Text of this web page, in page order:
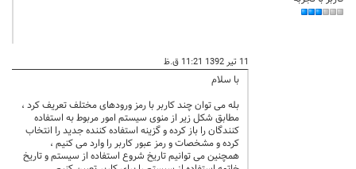
11 تیر 1392 11:21 ق.ظ
با سلام
بله می توان چند کاربر با رمز ورودهای مختلف تعریف کرد ،
مطابق شکل زیر از منوی سیستم امور مربوط به استفاده
کنندگان را باز کرده و گزینه استفاده کننده جدید را انتخاب
کرده و مشخصات و رمز عبور کاربر را وارد می کنیم ،
همچنین می توانیم تاریخ شروع استفاده از سیستم و تاریخ